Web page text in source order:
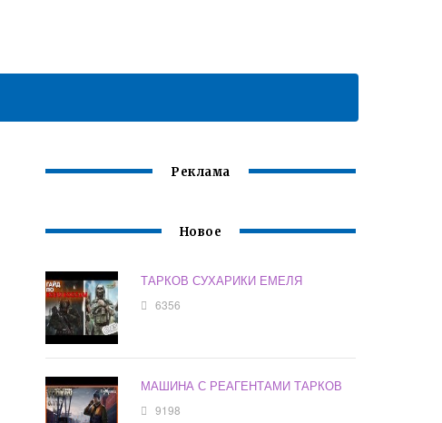
Реклама
Новое
ТАРКОВ СУХАРИКИ ЕМЕЛЯ
6356
МАШИНА С РЕАГЕНТАМИ ТАРКОВ
9198